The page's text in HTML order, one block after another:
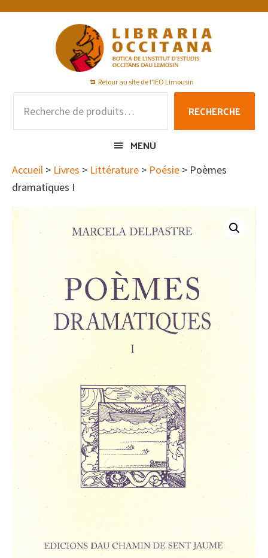
Passer
Passer
Passer
Retour au site de l'IEO Limousin
pour :
RECHERCHE
MENU
Accueil > Livres > Littérature > Poésie > Poèmes
dramatiques I